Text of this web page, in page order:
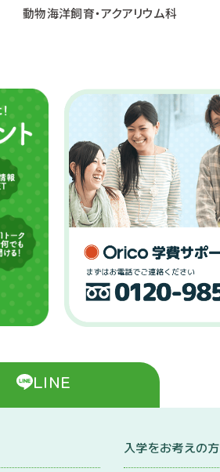
動物海洋飼育・アクアリウム科
LINE
入学をお考えの方